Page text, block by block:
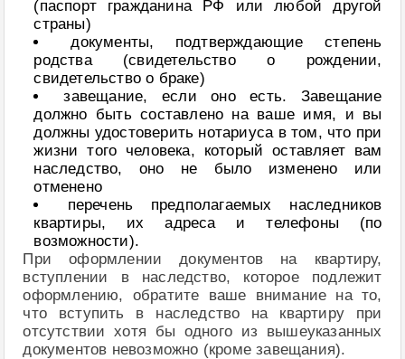
(паспорт гражданина РФ или любой другой
страны)
документы, подтверждающие степень
родства (свидетельство о рождении,
свидетельство о браке)
завещание, если оно есть. Завещание
должно быть составлено на ваше имя, и вы
должны удостоверить нотариуса в том, что при
жизни того человека, который оставляет вам
наследство, оно не было изменено или
отменено
перечень предполагаемых наследников
квартиры, их адреса и телефоны (по
возможности).
При оформлении документов на квартиру,
вступлении в наследство, которое подлежит
оформлению, обратите ваше внимание на то,
что вступить в наследство на квартиру при
отсутствии хотя бы одного из вышеуказанных
документов невозможно (кроме завещания).